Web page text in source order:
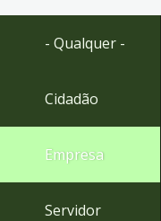
Ir
- Qualquer -
Cidadão
Empresa
Servidor